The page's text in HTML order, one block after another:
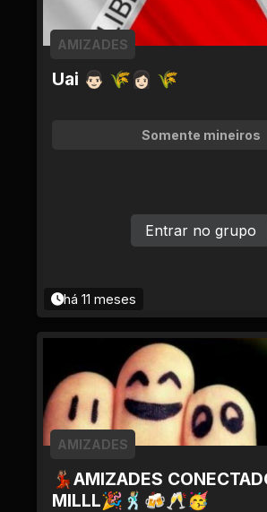
Uai 👨🏻 🌾👩🏻 🌾
AMIZADES
Somente mineiros
há 11 meses
Entrar no grupo
💃🏽AMIZADES
MILLL🎉🕺🏼🍻🥂🥳
AMIZADES